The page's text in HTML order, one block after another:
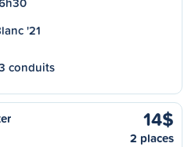
'21
conduits
14$
2 places